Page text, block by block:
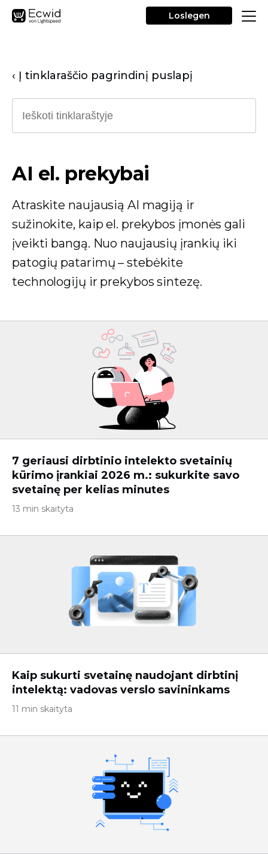
Loslegen
‹ Į tinklaraščio pagrindinį puslapį
AI el. prekybai
Atraskite naujausią AI magiją ir
sužinokite, kaip el. prekybos įmonės gali
įveikti bangą. Nuo naujausių įrankių iki
patogių patarimų – stebėkite
technologijų ir prekybos sintezę.
7 geriausi dirbtinio intelekto svetainių
kūrimo įrankiai 2026 m.: sukurkite savo
svetainę per kelias minutes
13 min skaityta
Kaip sukurti svetainę naudojant dirbtinį
intelektą: vadovas verslo savininkams
11 min skaityta